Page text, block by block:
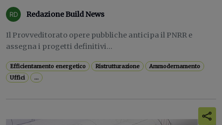
Redazione Build News
Il Provveditorato opere pubbliche anticipa il PNRR e
assegna i progetti definitivi...
Efficientamento energetico Ristrutturazione
Ammodernamento
Uffici
...